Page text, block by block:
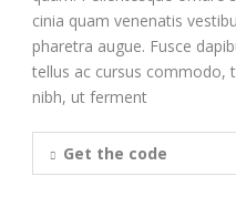
cinia quam venenatis
pharetra augue. Fusce
tellus ac cursus commodo,
nibh, ut ferment
Get the code